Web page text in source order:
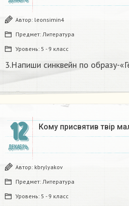
Автор: leonsimin4
Предмет: Литература
Уровень: 5 - 9 класс
3.Напиши синквейн по образу-
12
ДЕКАБРЬ
Кому присвятив твір
Автор: kbrylyakov
Предмет: Литература
Уровень: 5 - 9 класс